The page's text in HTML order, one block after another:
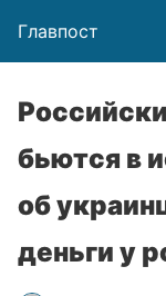
Главпост
бьются в
об
деньги у